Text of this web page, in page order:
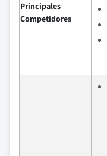
Principales
Competidores